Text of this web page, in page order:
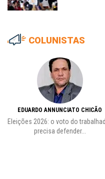
COLUNISTAS
EDUARDO ANNUNCIATO CHICÃO
Eleições 2026: o voto do
precisa defender...